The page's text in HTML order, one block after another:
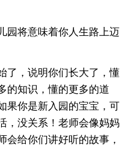
园将意味着你人生路上迈
了，说明你们长大了，懂
的知识，懂的更多的道
果你是新入园的宝宝，可
，没关系！老师会像妈妈
会给你们讲好听的故事，